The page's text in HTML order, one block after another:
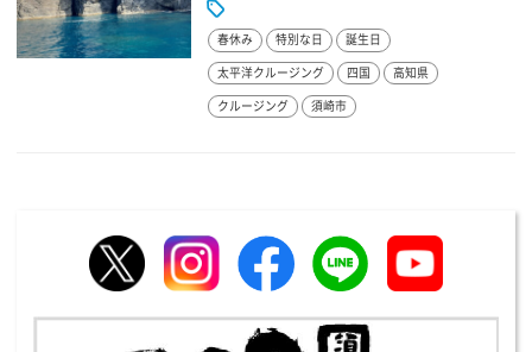
春休み 特別な日 誕生日
太平洋クルージング 四国 高知県
クルージング 須崎市